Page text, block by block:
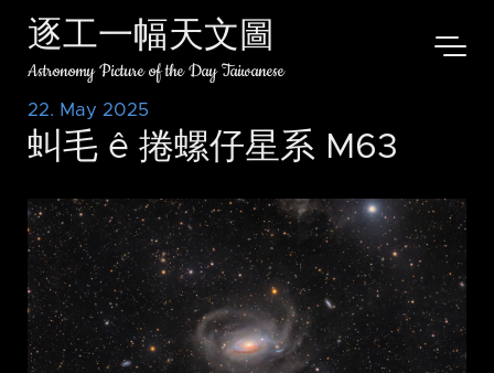
逐工一幅天文圖
Astronomy Picture of the Day Taiwanese
22. May 2025
虯毛 ê 捲螺仔星系 M63